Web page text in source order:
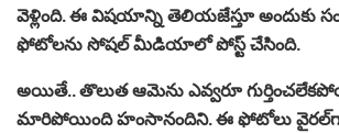
వెళ్లింది. ఈ విష‌యాన్ని తెలియ‌జేస్తూ అందుకు
ఫోటోల‌ను సోష‌ల్ మీడియాలో పోస్ట్ చేసింది.
అయితే.. తొలుత ఆమెను ఎవ్వ‌రూ
మారిపోయింది హంసానందిని. ఈ ఫోటోలు వైర‌ల్‌గా